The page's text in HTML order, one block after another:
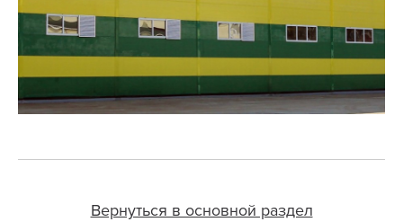
Вернуться в основной раздел